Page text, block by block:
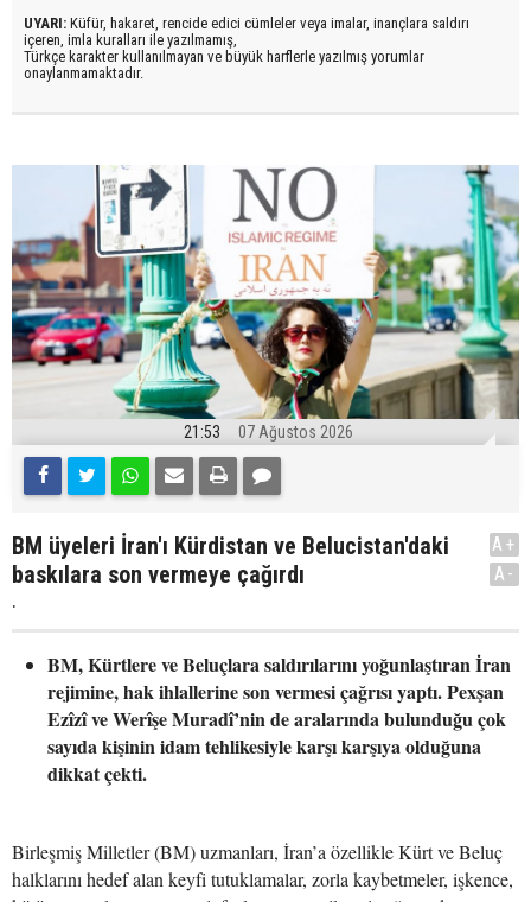
UYARI: Küfür, hakaret, rencide edici cümleler veya imalar, inançlara saldırı
içeren, imla kuralları ile yazılmamış,
Türkçe karakter kullanılmayan ve büyük harflerle yazılmış yorumlar
onaylanmamaktadır.
21:53 07 Ağustos 2026
BM üyeleri İran'ı Kürdistan ve Belucistan'daki
baskılara son vermeye çağırdı
.
A+
A-
BM, Kürtlere ve Beluçlara saldırılarını yoğunlaştıran İran
rejimine, hak ihlallerine son vermesi çağrısı yaptı. Pexşan
Ezîzî ve Werîşe Muradî’nin de aralarında bulunduğu çok
sayıda kişinin idam tehlikesiyle karşı karşıya olduğuna
dikkat çekti.
Birleşmiş Milletler (BM) uzmanları, İran’a özellikle Kürt ve Beluç
halklarını hedef alan keyfi tutuklamalar, zorla kaybetmeler, işkence,